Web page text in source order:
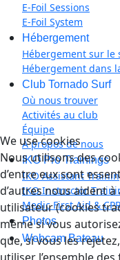
E-Foil Sessions
E-Foil System
Hébergement
Hébergement sur le
Hébergement dans
Club Tornado Surf
Où nous trouver
Activités au club
Équipe
À propos de nous
IKO Pro Trainings
IKO Assistant
IKO Instructor
Medic First Aid &
Photos
Webcam Bateau
We use cookies
Nous utilisons des
d’entre eux sont
d’autres nous aident
utilisateur (cookies
même si vous
que, si vous les